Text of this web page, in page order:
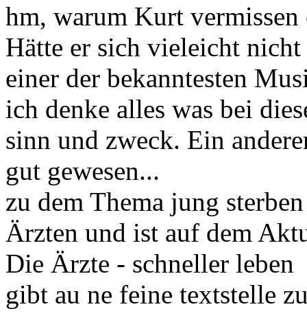
hm, warum Kurt vermissen
Hätte er sich vieleicht
einer der bekanntesten
ich denke alles was bei
sinn und zweck. Ein
gut gewesen...
zu dem Thema jung
Ärzten und ist auf dem
Die Ärzte - schneller leben
gibt au ne feine textstelle